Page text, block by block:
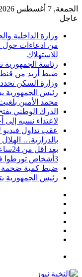
الجمعة, 7 أغسطس 2026
عاجل
وزارة الداخلية
من ادعاءات حول
للاستهلاك
رئاسة الجمهورية
ضبط أزيد من
وزارة السكن
رئيس الجمهورية
محمد الأمين
الدرك الوطني
لاعتداء نسبه
عقب تداول فيديو
بالدرارية…
بعد
3أشخاص تورطوا في الإعتداء على مواطن
ضبط كمية ضخمة
رئيس الجمهورية